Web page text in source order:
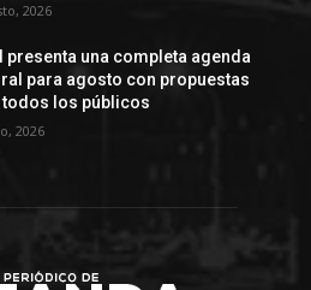
2026
presenta una completa agenda
para agosto con propuestas
todos los públicos
2026